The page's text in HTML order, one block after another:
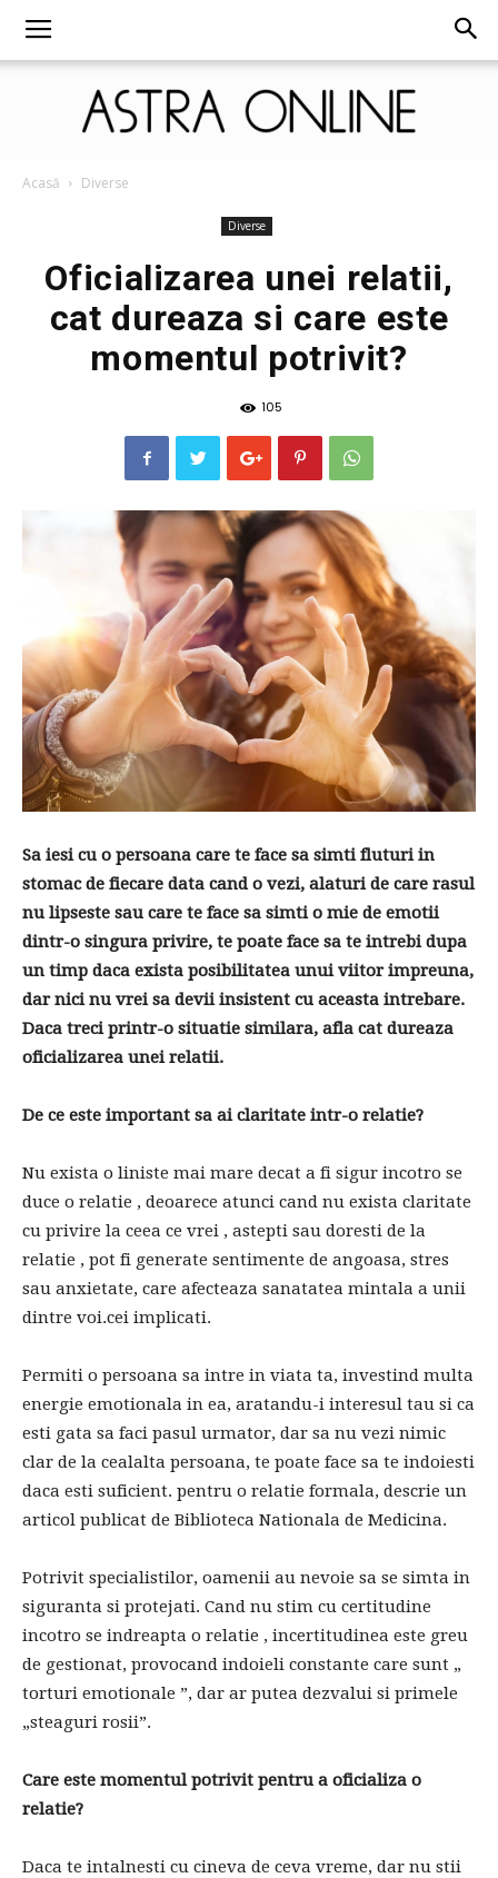
Online
Acasă Diverse
Diverse
Oficializarea unei relatii,
cat dureaza si care este
momentul potrivit?
105
Sa iesi cu o persoana care te face sa simti fluturi in
stomac de fiecare data cand o vezi, alaturi de care rasul
nu lipseste sau care te face sa simti o mie de emotii
dintr-o singura privire, te poate face sa te intrebi dupa
un timp daca exista posibilitatea unui viitor impreuna,
dar nici nu vrei sa devii insistent cu aceasta intrebare.
Daca treci printr-o situatie similara, afla cat dureaza
oficializarea unei relatii.
De ce este important sa ai claritate intr-o relatie?
Nu exista o liniste mai mare decat a fi sigur incotro se
duce o relatie , deoarece atunci cand nu exista claritate
cu privire la ceea ce vrei , astepti sau doresti de la
relatie , pot fi generate sentimente de angoasa, stres
sau anxietate, care afecteaza sanatatea mintala a unii
dintre voi.cei implicati.
Permiti o persoana sa intre in viata ta, investind multa
energie emotionala in ea, aratandu-i interesul tau si ca
esti gata sa faci pasul urmator, dar sa nu vezi nimic
clar de la cealalta persoana, te poate face sa te indoiesti
daca esti suficient. pentru o relatie formala, descrie un
articol publicat de Biblioteca Nationala de Medicina.
Potrivit specialistilor, oamenii au nevoie sa se simta in
siguranta si protejati. Cand nu stim cu certitudine
incotro se indreapta o relatie , incertitudinea este greu
de gestionat, provocand indoieli constante care sunt „
torturi emotionale ”, dar ar putea dezvalui si primele
„steaguri rosii”.
Care este momentul potrivit pentru a oficializa o
relatie?
Daca te intalnesti cu cineva de ceva vreme, dar nu stii